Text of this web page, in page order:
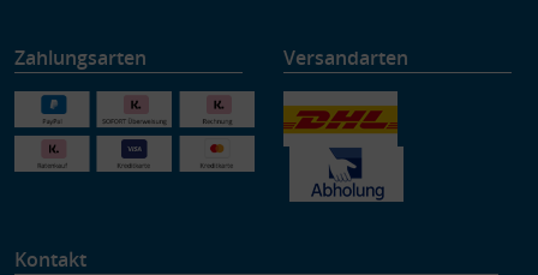
Zahlungsarten Versandarten
Kontakt